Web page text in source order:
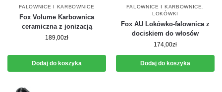
FALOWNICE I KARBOWNICE
Fox Volume Karbownica
ceramiczna z jonizacją
189,00zł
Dodaj do koszyka
FALOWNICE I KARBOWNICE
LOKÓWKI
Fox AU Lokówko-falownica z
dociskiem do włosów
174,00zł
Dodaj do koszyka